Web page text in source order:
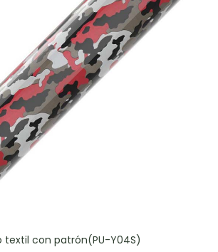
textil con patrón(PU-Y04S)